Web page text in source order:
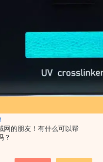
网的朋友！有什么可以帮
？
多种应用包括: